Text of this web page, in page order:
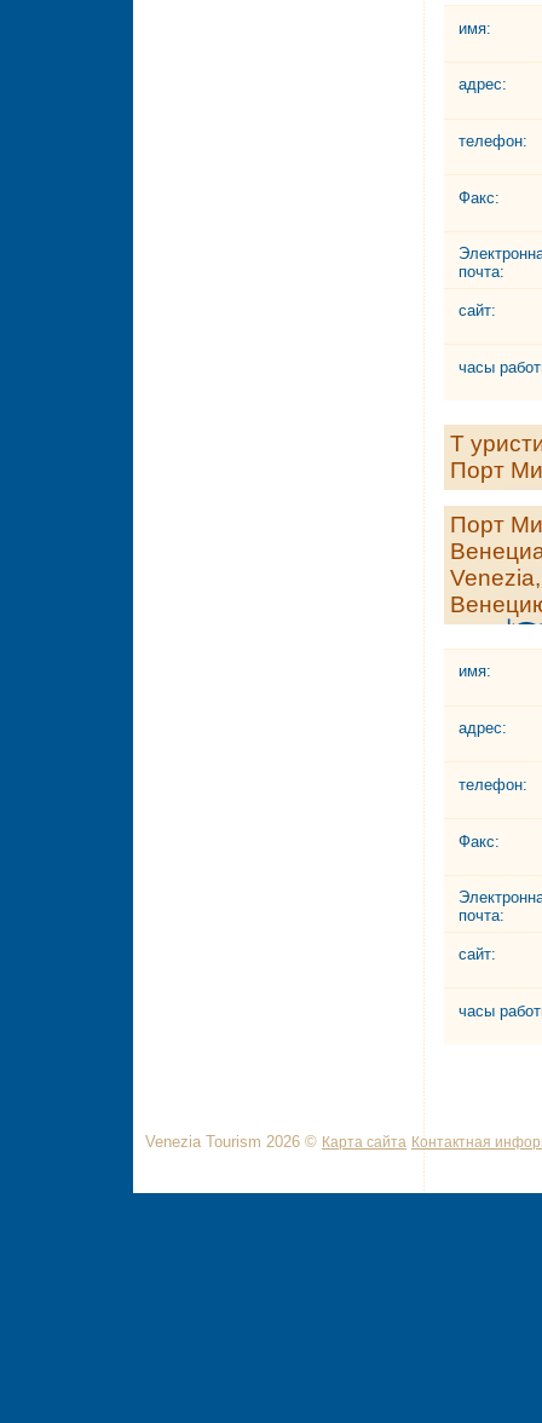
имя:
адрес:
телефон:
Факс:
почта:
сайт:
часы
Т
Порт
Порт
имя:
адрес:
телефон:
Факс:
почта:
сайт:
часы
Venezia Tourism 2026 © Карта сайта Контактная